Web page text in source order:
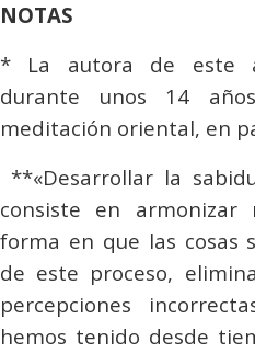
NOTAS
* La autora de este
durante unos 14
meditación oriental, en
**«Desarrollar la
consiste en
forma en que las cosas
de este proceso,
percepciones
hemos tenido desde